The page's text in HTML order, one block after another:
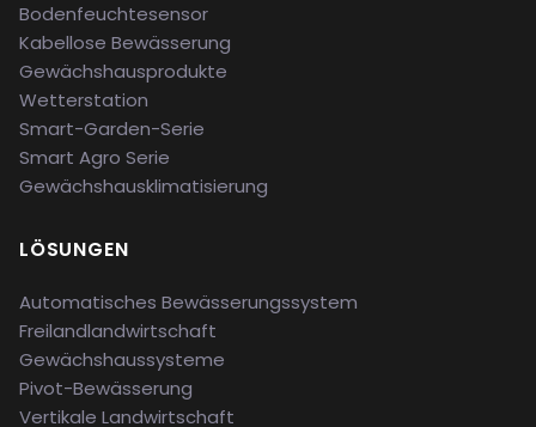
Bodenfeuchtesensor
Kabellose Bewässerung
Gewächshausprodukte
Wetterstation
Smart-Garden-Serie
Smart Agro Serie
Gewächshausklimatisierung
LÖSUNGEN
Automatisches Bewässerungssystem
Freilandlandwirtschaft
Gewächshaussysteme
Pivot-Bewässerung
Vertikale Landwirtschaft